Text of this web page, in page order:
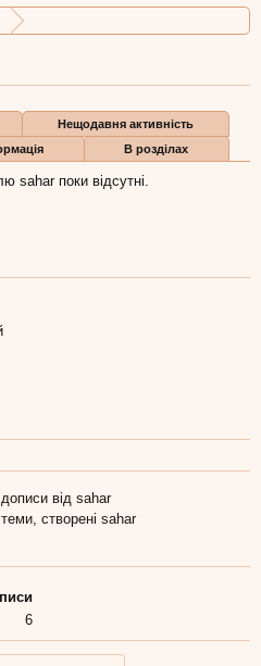
Нещодавня активність
В розділах
sahar поки відсутні.
від sahar
створені sahar
6